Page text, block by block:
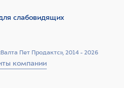
Пет Продактс», 2014 - 2026
компании
слабовидящих